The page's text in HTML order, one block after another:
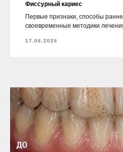
Фиссурный кариес
Первые признаки, способы
своевременные методики
17.06.2026